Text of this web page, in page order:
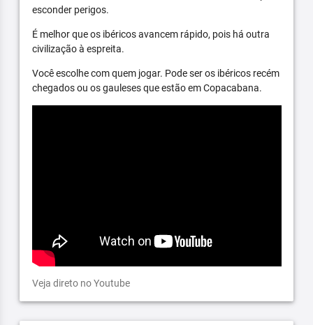
esconder perigos.
É melhor que os ibéricos avancem rápido, pois há outra
civilização à espreita.
Você escolhe com quem jogar. Pode ser os ibéricos recém
chegados ou os gauleses que estão em Copacabana.
Veja direto no Youtube